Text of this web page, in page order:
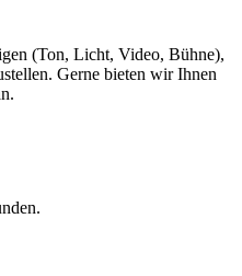
(Ton, Licht, Video, Bühne),
Gerne bieten wir Ihnen